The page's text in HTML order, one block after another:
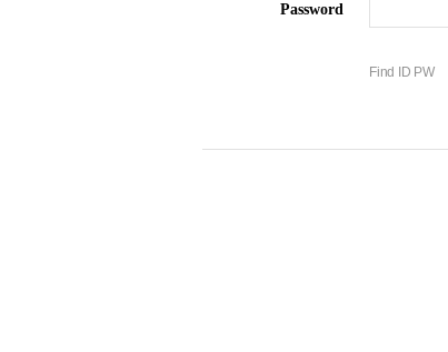
Password
Find ID PW